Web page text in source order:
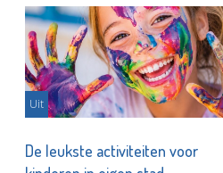
Uit
De leukste activiteiten voor